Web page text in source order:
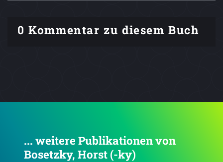
0 Kommentar zu diesem Buch
... weitere Publikationen von
Bosetzky, Horst (-ky)